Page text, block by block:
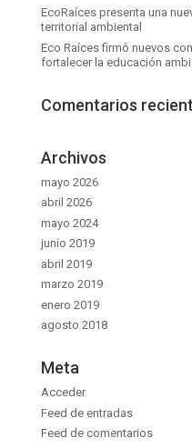
EcoRaíces presenta una
territorial ambiental
Eco Raíces firmó nuevos
fortalecer la educación
Comentarios
Archivos
mayo 2026
abril 2026
mayo 2024
junio 2019
abril 2019
marzo 2019
enero 2019
agosto 2018
Meta
Acceder
Feed de entradas
Feed de comentarios